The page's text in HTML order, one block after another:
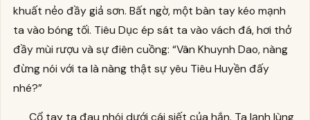
khuất nẻo đầy giả sơn. Bất ngờ, một bàn tay kéo mạnh
ta vào bóng tối. Tiêu Dục ép sát ta vào vách đá, hơi thở
đầy mùi rượu và sự điên cuồng: “Vân Khuynh Dao, nàng
đừng nói với ta là nàng thật sự yêu Tiêu Huyền đấy
nhé?”